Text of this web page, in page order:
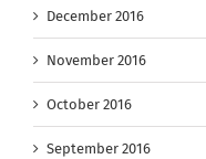
December 2016
November 2016
October 2016
September 2016